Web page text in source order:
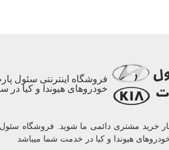
فروشگاه اینترنتی سئول
خودروهای هیوندا و کیا در
هیوندا و کیا در خدمت شما میباشد